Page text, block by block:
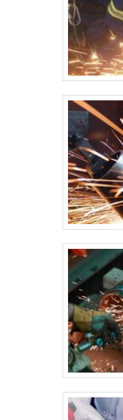
pintura ou tratamento
silo contra o
principalmente em silos
Preparação da
garantir a adesão da pintura. Aplicação de tinta epóxi
antes de ser transportado para
e Instalação Após a
para o local de
desmontado em partes
concreto ou estrutura de apoio. Montagem final no
de todas as partes do
descarga, e a conexão
processo complexo que
planejamento e o projeto
O aço carbono, com
acessível, é uma
equipamentos,